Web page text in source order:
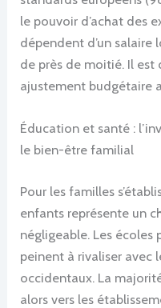
le pouvoir d’achat des
dépendent d’un salaire
de près de moitié. Il est
ajustement budgétaire
Éducation et santé :
le bien-être familial
Pour les familles
enfants représente un
négligeable. Les écoles
peinent à rivaliser avec
occidentaux. La
alors vers les